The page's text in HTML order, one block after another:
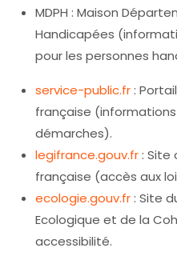
MDPH : Maison
Handicapées
pour les personnes
service-public.fr:
française
démarches).
legifrance.gouv.fr: Site
française (accès aux
ecologie.gouv.fr: Site
Ecologique et de la
accessibilité.